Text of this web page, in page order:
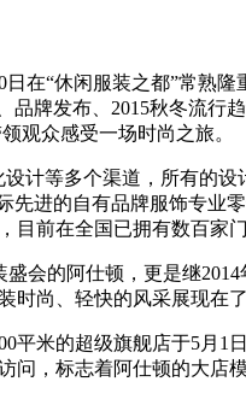
在“休闲服装之都”常
牌发布、2015秋冬流
观众感受一场时尚之旅。
计等多个渠道，所有的
先进的自有品牌服饰专
前在全国已拥有数百家
会的阿仕顿，更是继
尚、轻快的风采展现在了
米的超级旗舰店于5月1
，标志着阿仕顿的大